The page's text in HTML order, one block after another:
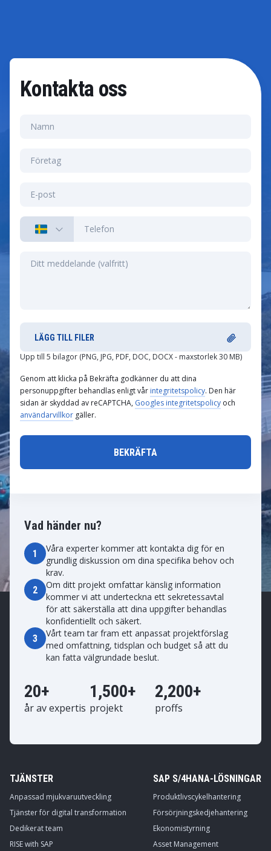
Vad händer nu?
1
Våra experter kommer att kontakta dig för en
grundlig diskussion om dina specifika behov och
krav.
2
Om ditt projekt omfattar känslig information
kommer vi att underteckna ett sekretessavtal
för att säkerställa att dina uppgifter behandlas
konfidentiellt och säkert.
3
Vårt team tar fram ett anpassat projektförslag
med omfattning, tidsplan och budget så att du
kan fatta välgrundade beslut.
20+
år av expertis
1,500+
projekt
2,200+
proffs
Kontakta oss
LÄGG TILL FILER
Upp till 5 bilagor (PNG, JPG, PDF, DOC, DOCX - maxstorlek 30 MB)
Genom att klicka på Bekräfta godkänner du att dina
personuppgifter behandlas enligt vår integritetspolicy. Den här
sidan är skyddad av reCAPTCHA, Googles integritetspolicy och
användarvillkor gäller.
TJÄNSTER
Anpassad mjukvaruutveckling
Tjänster för digital transformation
Dedikerat team
RISE with SAP
SAP S/4HANA-LÖSNINGAR
Produktlivscykelhantering
Försörjningskedjehantering
Ekonomistyrning
Asset Management